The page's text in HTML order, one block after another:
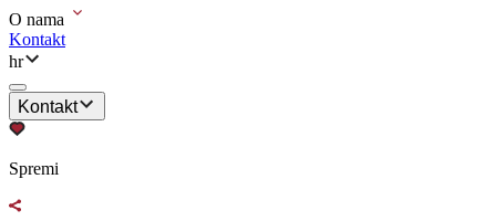
O nama
Kontakt
hr
Kontakt
Spremi